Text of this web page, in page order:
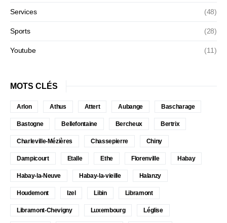
Services (48)
Sports (28)
Youtube (11)
MOTS CLÉS
Arlon Athus Attert Aubange Bascharage
Bastogne Bellefontaine Bercheux Bertrix
Charleville-Mézières Chassepierre Chiny
Dampicourt Etalle Ethe Florenville Habay
Habay-la-Neuve Habay-la-vieille Halanzy
Houdemont Izel Libin Libramont
Libramont-Chevigny Luxembourg Léglise